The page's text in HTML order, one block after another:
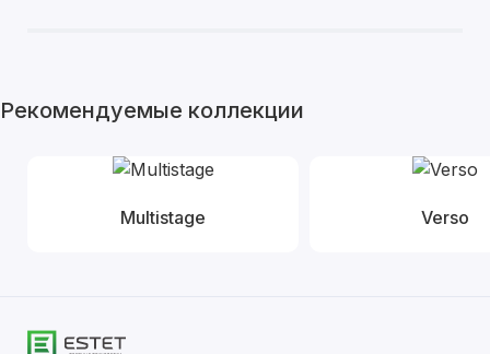
Рекомендуемые коллекции
Multistage Verso